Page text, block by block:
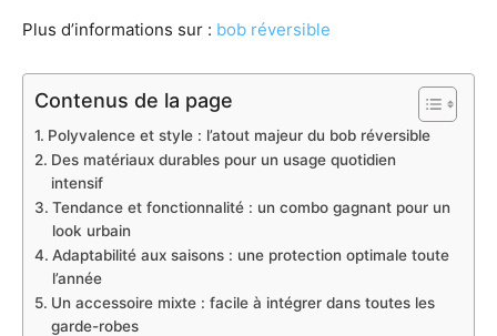
Plus d’informations sur : bob réversible
Contenus de la page
Polyvalence et style : l’atout majeur du bob réversible
Des matériaux durables pour un usage quotidien
intensif
Tendance et fonctionnalité : un combo gagnant pour un
look urbain
Adaptabilité aux saisons : une protection optimale toute
l’année
Un accessoire mixte : facile à intégrer dans toutes les
garde-robes